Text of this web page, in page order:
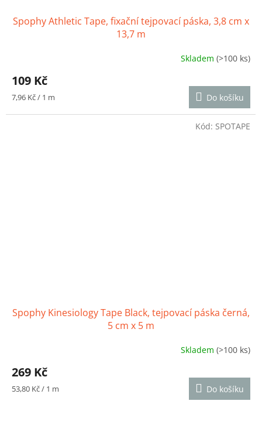
Spophy Athletic Tape, fixační tejpovací páska, 3,8 cm x
13,7 m
produktu
je
5,0
z
Skladem(>100 ks)
109 Kč
Měrná
7,96 Kč / 1 m Do košíku
Spophy Kinesiology Tape Black, tejpovací páska černá,
5 cm x 5 m
produktu
je
4,7
Skladem(>100 ks)
269 Kč
Měrná
53,80 Kč / 1 m Do košíku
Kód: SPOTAPE